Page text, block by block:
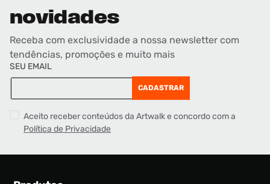
novidades
Receba com exclusividade a nossa newsletter com
tendências, promoções e muito mais
SEU EMAIL
CADASTRAR
Aceito receber conteúdos da Artwalk e concordo com a
Política de Privacidade